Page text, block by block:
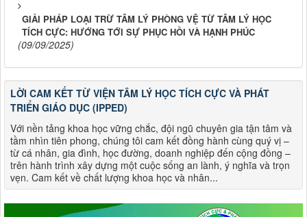
GIẢI PHÁP LOẠI TRỪ TÂM LÝ PHÒNG VỆ TỪ TÂM LÝ HỌC
TÍCH CỰC: HƯỚNG TỚI SỰ PHỤC HỒI VÀ HẠNH PHÚC
(09/09/2025)
LỜI CAM KẾT TỪ VIỆN TÂM LÝ HỌC TÍCH CỰC VÀ PHÁT
TRIỂN GIÁO DỤC (IPPED)
Với nền tảng khoa học vững chắc, đội ngũ chuyên gia tận tâm và
tầm nhìn tiên phong, chúng tôi cam kết đồng hành cùng quý vị –
từ cá nhân, gia đình, học đường, doanh nghiệp đến cộng đồng –
trên hành trình xây dựng một cuộc sống an lành, ý nghĩa và trọn
vẹn. Cam kết về chất lượng khoa học và nhân...